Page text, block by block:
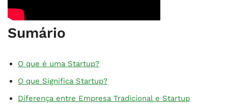
Sumário
O que é uma Startup?
O que Significa Startup?
Diferença entre Empresa Tradicional e Startup